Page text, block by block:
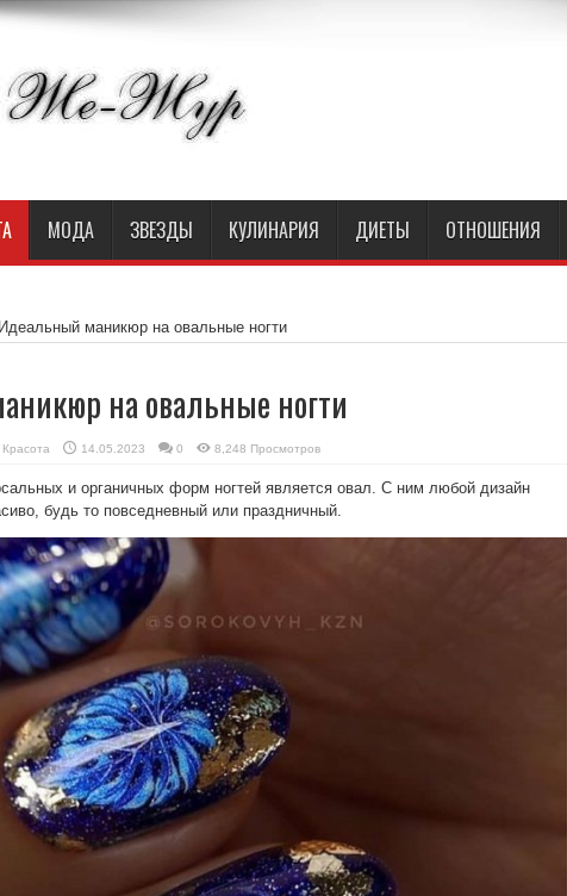
МОДА ЗВЕЗДЫ КУЛИНАРИЯ ДИЕТЫ ОТНОШЕНИЯ
Идеальный маникюр на овальные ногти
на овальные ногти
Красота 14.05.2023 0 8,248 Просмотров
и органичных форм ногтей является овал. С ним любой дизайн
будь то повседневный или праздничный.